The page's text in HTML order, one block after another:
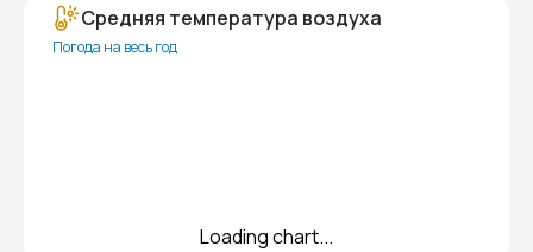
Средняя температура воздуха
Погода на весь год
Loading chart...